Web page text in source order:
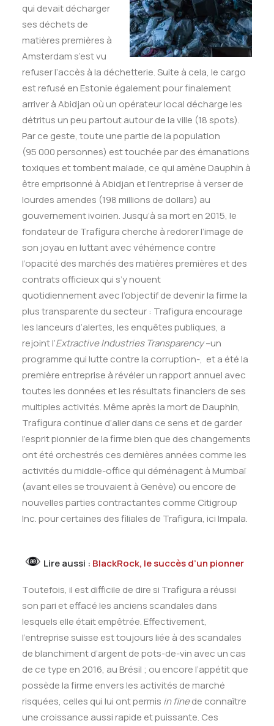
qui devait décharger
ses déchets de
matières premières à
Amsterdam s’est vu
refuser l’accès à la déchetterie. Suite à cela, le cargo
est refusé en Estonie également pour finalement
arriver à Abidjan où un opérateur local décharge les
détritus un peu partout autour de la ville (18 spots).
Par ce geste, toute une partie de la population
(95 000 personnes) est touchée par des émanations
toxiques et tombent malade, ce qui amène Dauphin à
être emprisonné à Abidjan et l’entreprise à verser de
lourdes amendes (198 millions de dollars) au
gouvernement ivoirien. Jusqu’à sa mort en 2015, le
fondateur de Trafigura cherche à redorer l’image de
son joyau en luttant avec véhémence contre
l’opacité des marchés des matières premières et des
contrats officieux qui s’y nouent
quotidiennement avec l’objectif de devenir la firme la
plus transparente du secteur : Trafigura encourage
les lanceurs d’alertes, les enquêtes publiques, a
rejoint l’Extractive Industries Transparency–un
programme qui lutte contre la corruption-, et a été la
première entreprise à révéler un rapport annuel avec
toutes les données et les résultats financiers de ses
multiples activités. Même après la mort de Dauphin,
Trafigura continue d’aller dans ce sens et de garder
l’esprit pionnier de la firme bien que des changements
ont été orchestrés ces dernières années comme les
activités du middle-office qui déménagent à Mumbaï
(avant elles se trouvaient à Genève) ou encore de
nouvelles parties contractantes comme Citigroup
Inc. pour certaines des filiales de Trafigura, ici Impala.
Lire aussi : BlackRock, le succès d’un pionner
Toutefois, il est difficile de dire si Trafigura a réussi
son pari et effacé les anciens scandales dans
lesquels elle était empêtrée. Effectivement,
l’entreprise suisse est toujours liée à des scandales
de blanchiment d’argent de pots-de-vin avec un cas
de ce type en 2016, au Brésil ; ou encore l’appétit que
possède la firme envers les activités de marché
risquées, celles qui lui ont permis in finede connaître
une croissance aussi rapide et puissante. Ces